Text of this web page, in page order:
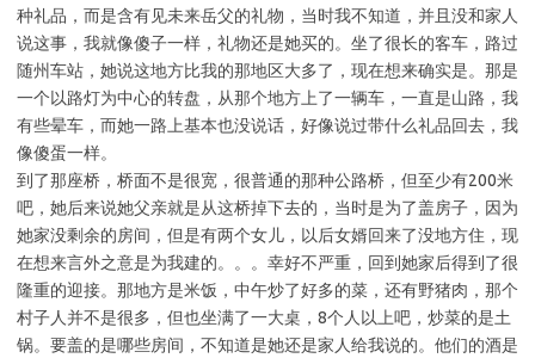
种礼品，而是含有见未来岳父的礼物，当时我不知道，并且没和家人
说这事，我就像傻子一样，礼物还是她买的。坐了很长的客车，路过
随州车站，她说这地方比我的那地区大多了，现在想来确实是。那是
一个以路灯为中心的转盘，从那个地方上了一辆车，一直是山路，我
有些晕车，而她一路上基本也没说话，好像说过带什么礼品回去，我
像傻蛋一样。
到了那座桥，桥面不是很宽，很普通的那种公路桥，但至少有200米
吧，她后来说她父亲就是从这桥掉下去的，当时是为了盖房子，因为
她家没剩余的房间，但是有两个女儿，以后女婿回来了没地方住，现
在想来言外之意是为我建的。。。幸好不严重，回到她家后得到了很
隆重的迎接。那地方是米饭，中午炒了好多的菜，还有野猪肉，那个
村子人并不是很多，但也坐满了一大桌，8个人以上吧，炒菜的是土
锅。要盖的是哪些房间，不知道是她还是家人给我说的。他们的酒是